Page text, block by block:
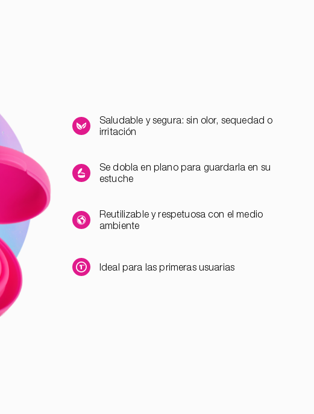
Saludable y segura: sin olor, sequedad o
irritación
Se dobla en plano para guardarla en su
estuche
Reutilizable y respetuosa con el medio
ambiente
Ideal para las primeras usuarias